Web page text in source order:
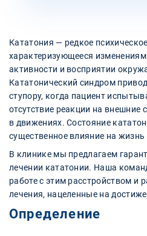
Кататония — редкое
характеризующееся
активности и восприятии
Кататонический синдром
ступору, когда пациент
отсутствие реакции на внешние
в движениях. Состояние
существенное влияние на жизнь
В клинике мы предлагаем
лечении кататонии. Наша
работе с этим расстройством и
лечения, нацеленные на
Определение